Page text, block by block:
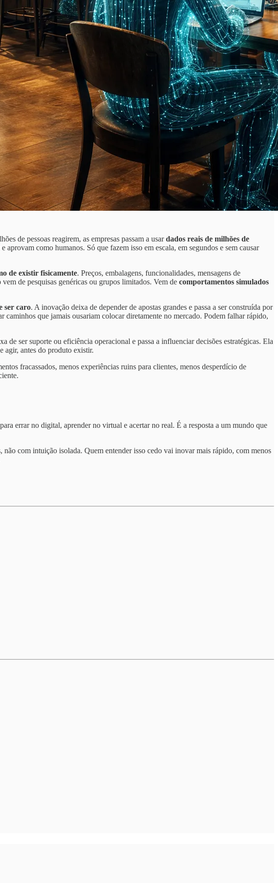
de pessoas reagirem, as empresas passam a usardados reais de milhões de
aprovam como humanos. Só que fazem isso em escala, em segundos e sem causar
de existir fisicamente. Preços, embalagens, funcionalidades, mensagens de
de pesquisas genéricas ou grupos limitados. Vem de comportamentos simulados
ser caro. A inovação deixa de depender de apostas grandes e passa a ser construída por
caminhos que jamais ousariam colocar diretamente no mercado. Podem falhar rápido,
de ser suporte ou eficiência operacional e passa a influenciar decisões estratégicas. Ela
agir, antes do produto existir.
fracassados, menos experiências ruins para clientes, menos desperdício de
errar no digital, aprender no virtual e acertar no real. É a resposta a um mundo que
não com intuição isolada. Quem entender isso cedo vai inovar mais rápido, com menos